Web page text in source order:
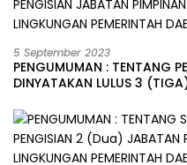
5 September 2023
PENGUMUMAN : TENTANG
DINYATAKAN LULUS 3
LINGKUNGAN PEMERINTAH